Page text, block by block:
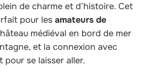
de charme et d’histoire. Cet
pour lesamateurs de
médiéval en bord de mer
et la connexion avec
pour se laisser aller.